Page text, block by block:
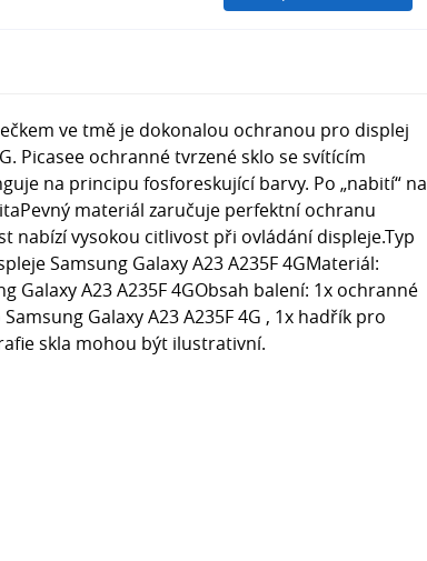
ve tmě je dokonalou ochranou pro displej
Picasee ochranné tvrzené sklo se svítícím
na principu fosforeskující barvy. Po „nabití“ na
materiál zaručuje perfektní ochranu
nabízí vysokou citlivost při ovládání displeje.Typ
Samsung Galaxy A23 A235F 4GMateriál:
Galaxy A23 A235F 4GObsah balení: 1x ochranné
Galaxy A23 A235F 4G , 1x hadřík pro
skla mohou být ilustrativní.